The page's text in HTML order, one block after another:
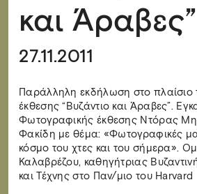
και Άραβες”
27.11.2011
Παράλληλη εκδήλωση στο πλαίσιο
έκθεσης “Βυζάντιο και Άραβες”.
Φωτογραφικής έκθεσης Ντόρας
Φακίδη με θέμα: «Φωτογραφικές
κόσμο του χτες και του σήμερα».
Καλαβρέζου, καθηγήτριας
και Τέχνης στο Παν/μιο του Harvard